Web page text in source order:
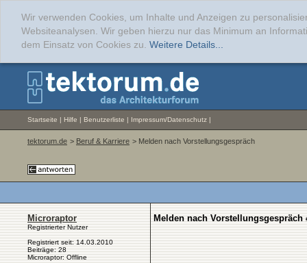
Wir verwenden Cookies, um Inhalte und Anzeigen zu
Websiteanalysen. Wir geben hierzu nur das Minimum an
dem Einsatz von Cookies zu. Weitere Details...
Startseite | Hilfe | Benutzerliste | Impressum/Datenschutz |
tektorum.de > Beruf & Karriere > Melden nach Vorstellungsgespräch
Microraptor
Registrierter Nutzer
Registriert seit: 14.03.2010
Beiträge: 28
Microraptor: Offline
Melden nach Vorstellungsgespräch